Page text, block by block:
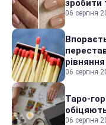
зробити
06 серпня
06 серпня
Таро-
06 серпня